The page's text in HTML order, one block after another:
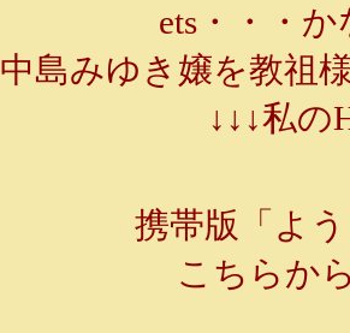
ets・・・
中島みゆき嬢を教祖
↓↓↓私の
携帯版「よ
こちらか